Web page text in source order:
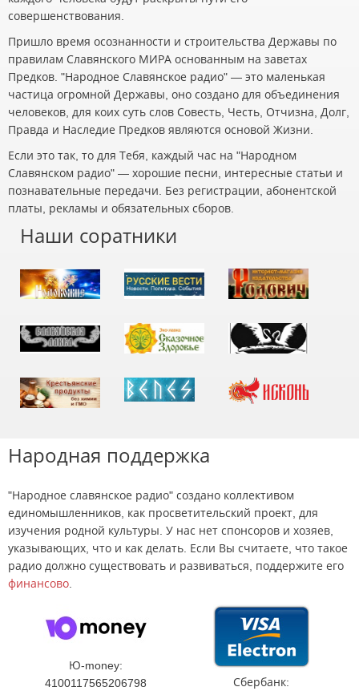
совершенствования.
Пришло время осознанности и строительства Державы по
правилам Славянского МИРА основанным на заветах
Предков. "Народное Славянское радио" — это маленькая
частица огромной Державы, оно создано для объединения
человеков, для коих суть слов Совесть, Честь, Отчизна, Долг,
Правда и Наследие Предков являются основой Жизни.
Если это так, то для Тебя, каждый час на "Народном
Славянском радио" — хорошие песни, интересные статьи и
познавательные передачи. Без регистрации, абонентской
платы, рекламы и обязательных сборов.
Наши соратники
Народная поддержка
"Народное славянское радио" создано коллективом
единомышленников, как просветительский проект, для
изучения родной культуры. У нас нет спонсоров и хозяев,
указывающих, что и как делать. Если Вы считаете, что такое
радио должно существовать и развиваться, поддержите его
финансово
Ю-money:
4100117565206798
Сбербанк: